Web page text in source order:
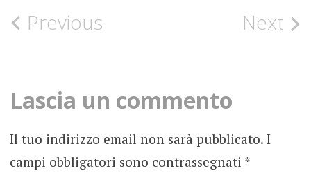
ALBUM
OASIS
Post
Previous Next
Lascia un commento
Il tuo indirizzo email non sarà pubblicato. I
campi obbligatori sono contrassegnati *